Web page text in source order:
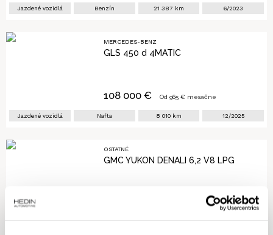
Jazdené vozidlá Benzín 21 387km 6/2023
MERCEDES-BENZ
GLS 450 d 4MATIC
Jazdené vozidlá Nafta 8 010km 12/2025
108 000€ Od 965€ mesačne
OSTATNÉ
GMC YUKON DENALI 6,2 V8 LPG